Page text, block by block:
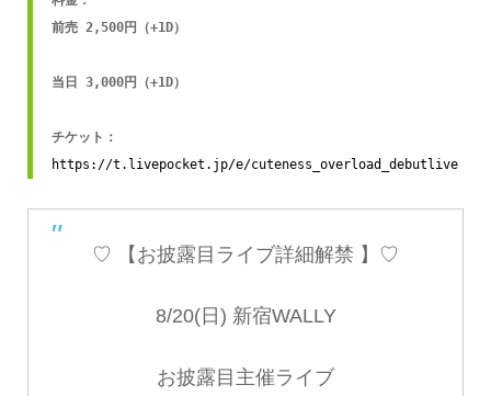
前売 2,500円（+1D）
当日 3,000円（+1D）
チケット：
https://t.livepocket.jp/e/cuteness_overload_debutlive
♡ 【お披露目ライブ詳細解禁 】♡
8/20(日) 新宿WALLY
お披露目主催ライブ